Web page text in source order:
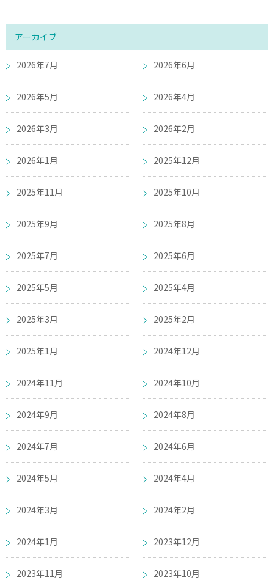
アーカイブ
2026年7月 2026年6月
2026年5月 2026年4月
2026年3月 2026年2月
2026年1月 2025年12月
2025年11月 2025年10月
2025年9月 2025年8月
2025年7月 2025年6月
2025年5月 2025年4月
2025年3月 2025年2月
2025年1月 2024年12月
2024年11月 2024年10月
2024年9月 2024年8月
2024年7月 2024年6月
2024年5月 2024年4月
2024年3月 2024年2月
2024年1月 2023年12月
2023年11月 2023年10月